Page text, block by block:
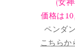
(女
価格は
ペンダ
こちらか